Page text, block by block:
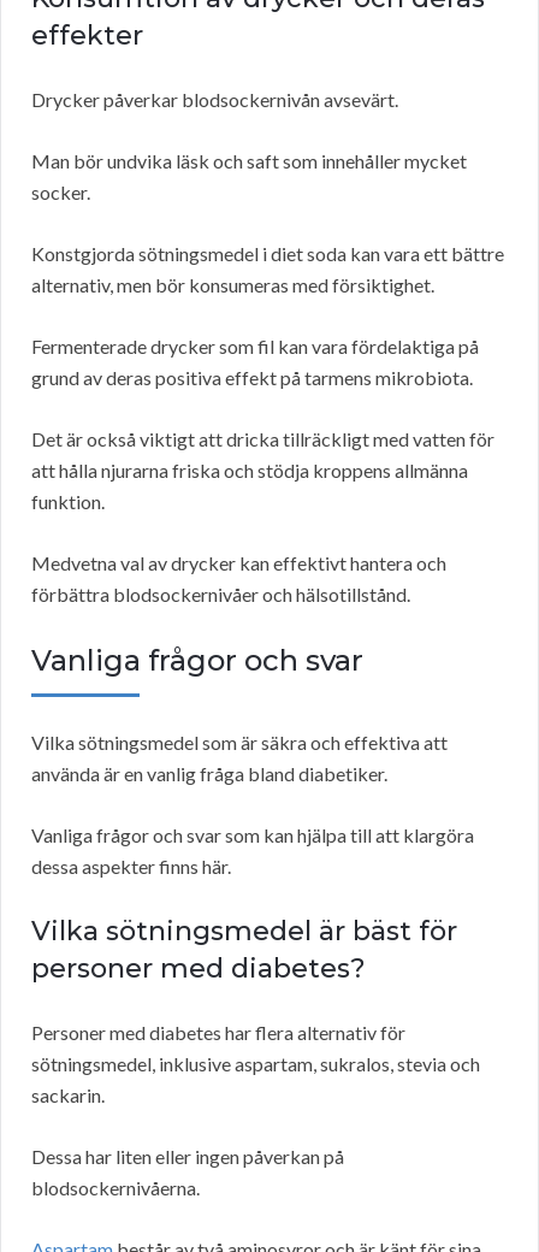
effekter
Drycker påverkar blodsockernivån avsevärt.
Man bör undvika läsk och saft som innehåller mycket
socker.
Konstgjorda sötningsmedel i diet soda kan vara ett bättre
alternativ, men bör konsumeras med försiktighet.
Fermenterade drycker som fil kan vara fördelaktiga på
grund av deras positiva effekt på tarmens mikrobiota.
Det är också viktigt att dricka tillräckligt med vatten för
att hålla njurarna friska och stödja kroppens allmänna
funktion.
Medvetna val av drycker kan effektivt hantera och
förbättra blodsockernivåer och hälsotillstånd.
Vanliga frågor och svar
Vilka sötningsmedel som är säkra och effektiva att
använda är en vanlig fråga bland diabetiker.
Vanliga frågor och svar som kan hjälpa till att klargöra
dessa aspekter finns här.
Vilka sötningsmedel är bäst för
personer med diabetes?
Personer med diabetes har flera alternativ för
sötningsmedel, inklusive aspartam, sukralos, stevia och
sackarin.
Dessa har liten eller ingen påverkan på
blodsockernivåerna.